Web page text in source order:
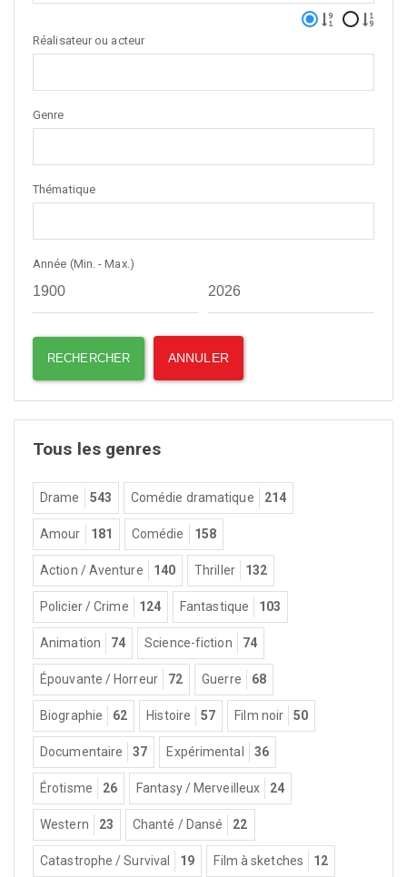
Réalisateur ou acteur
Genre
Thématique
Année (Min. - Max.)
Tous les genres
Drame 543 Comédie dramatique 214
Amour 181 Comédie 158
Action / Aventure 140 Thriller 132
Policier / Crime 124 Fantastique 103
Animation 74 Science-fiction 74
Épouvante / Horreur 72 Guerre 68
Biographie 62 Histoire 57 Film noir 50
Documentaire 37 Expérimental 36
Érotisme 26 Fantasy / Merveilleux 24
Western 23 Chanté / Dansé 22
Catastrophe / Survival 19 Film à sketches 12